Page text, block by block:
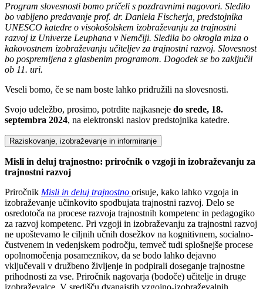
Program slovesnosti bomo pričeli s pozdravnimi nagovori. Sledilo
bo vabljeno predavanje prof. dr. Daniela Fischerja, predstojnika
UNESCO katedre o visokošolskem izobraževanju za trajnostni
razvoj iz Univerze Leuphana v Nemčiji. Sledila bo okrogla miza o
kakovostnem izobraževanju učiteljev za trajnostni razvoj. Slovesnost
bo pospremljena z glasbenim programom. Dogodek se bo zaključil
ob 11. uri.
Veseli bomo, če se nam boste lahko pridružili na slovesnosti.
Svojo udeležbo, prosimo, potrdite najkasneje do srede, 18.
septembra 2024, na elektronski naslov predstojnika katedre.
Raziskovanje, izobraževanje in informiranje
Misli in deluj trajnostno: priročnik o vzgoji in izobraževanju za
trajnostni razvoj
Priročnik Misli in deluj trajnostno orisuje, kako lahko vzgoja in
izobraževanje učinkovito spodbujata trajnostni razvoj. Delo se
osredotoča na procese razvoja trajnostnih kompetenc in pedagogiko
za razvoj kompetenc. Pri vzgoji in izobraževanju za trajnostni razvoj
ne upoštevamo le ciljnih učnih dosežkov na kognitivnem, socialno-
čustvenem in vedenjskem področju, temveč tudi splošnejše procese
opolnomočenja posameznikov, da se bodo lahko dejavno
vključevali v družbeno življenje in podpirali doseganje trajnostne
prihodnosti za vse. Priročnik nagovarja (bodoče) učitelje in druge
izobraževalce. V središču dvanajstih vzgojno-izobraževalnih